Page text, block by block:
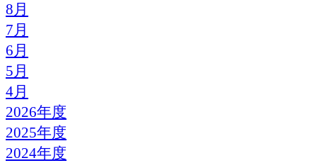
8月
7月
6月
5月
4月
2026年度
2025年度
2024年度